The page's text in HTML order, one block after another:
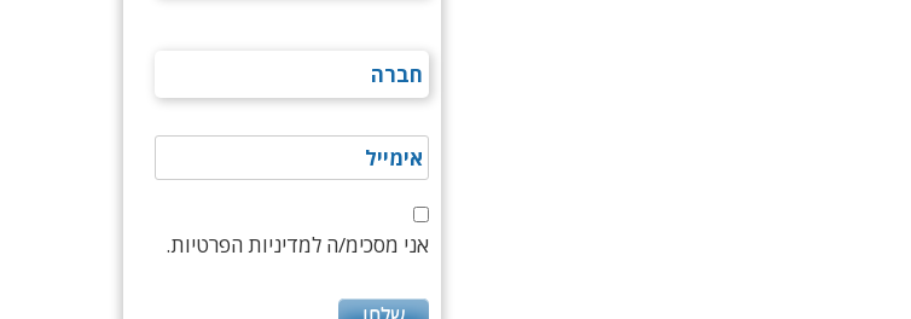
אני מסכימ/ה למדיניות הפרטיות.